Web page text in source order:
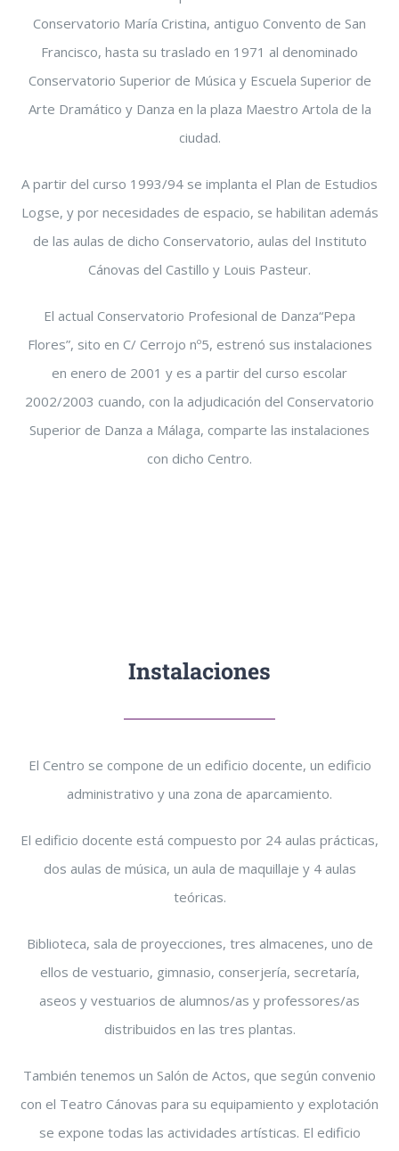
Conservatorio María Cristina, antiguo Convento de San
Francisco, hasta su traslado en 1971 al denominado
Conservatorio Superior de Música y Escuela Superior de
Arte Dramático y Danza en la plaza Maestro Artola de la
ciudad.
A partir del curso 1993/94 se implanta el Plan de Estudios
Logse, y por necesidades de espacio, se habilitan además
de las aulas de dicho Conservatorio, aulas del Instituto
Cánovas del Castillo y Louis Pasteur.
El actual Conservatorio Profesional de Danza“Pepa
Flores”, sito en C/ Cerrojo nº5, estrenó sus instalaciones
en enero de 2001 y es a partir del curso escolar
2002/2003 cuando, con la adjudicación del Conservatorio
Superior de Danza a Málaga, comparte las instalaciones
con dicho Centro.
Instalaciones
El Centro se compone de un edificio docente, un edificio
administrativo y una zona de aparcamiento.
El edificio docente está compuesto por 24 aulas prácticas,
dos aulas de música, un aula de maquillaje y 4 aulas
teóricas.
Biblioteca, sala de proyecciones, tres almacenes, uno de
ellos de vestuario, gimnasio, conserjería, secretaría,
aseos y vestuarios de alumnos/as y professores/as
distribuidos en las tres plantas.
También tenemos un Salón de Actos, que según convenio
con el Teatro Cánovas para su equipamiento y explotación
se expone todas las actividades artísticas. El edificio